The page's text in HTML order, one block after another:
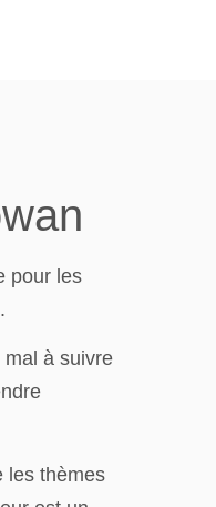
pour les
mal à suivre
les thèmes